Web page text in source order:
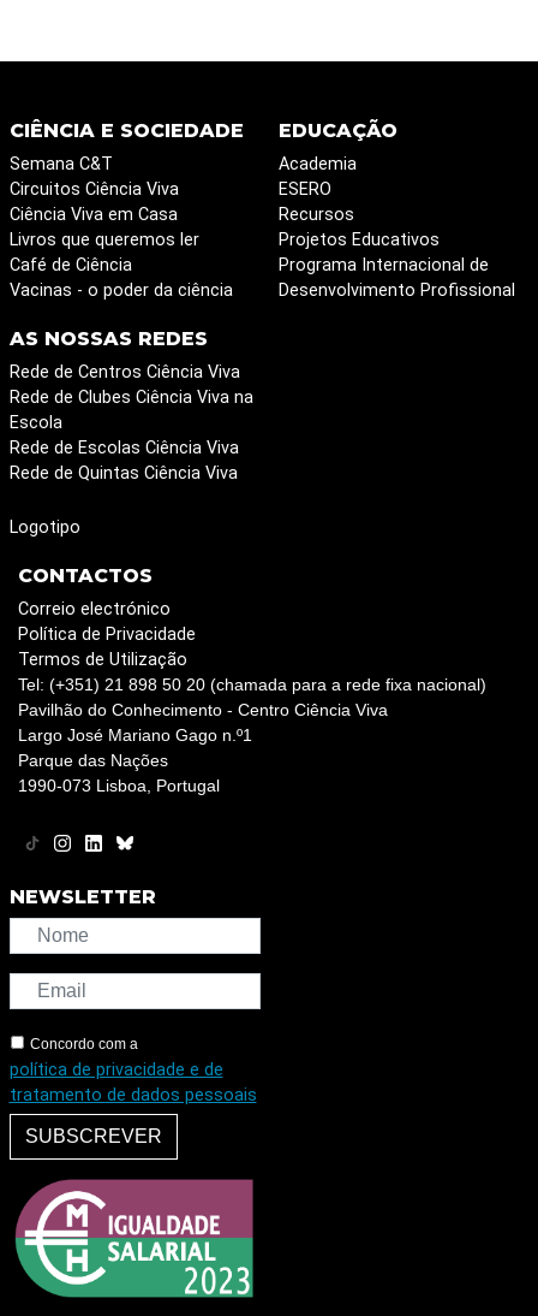
CIÊNCIA E SOCIEDADE
Semana C&T
Circuitos Ciência Viva
Ciência Viva em Casa
Livros que queremos ler
Café de Ciência
Vacinas - o poder da ciência
EDUCAÇÃO
Academia
ESERO
Recursos
Projetos Educativos
Programa Internacional de
Desenvolvimento Profissional
AS NOSSAS REDES
Rede de Centros Ciência Viva
Rede de Clubes Ciência Viva na
Escola
Rede de Escolas Ciência Viva
Rede de Quintas Ciência Viva
Logotipo
CONTACTOS
Correio electrónico
Política de Privacidade
Termos de Utilização
Tel: (+351) 21 898 50 20 (chamada para a rede fixa nacional)
Pavilhão do Conhecimento - Centro Ciência Viva
Largo José Mariano Gago n.º1
Parque das Nações
1990-073 Lisboa, Portugal
NEWSLETTER
Concordo com a
política de privacidade e de
tratamento de dados pessoais
SUBSCREVER